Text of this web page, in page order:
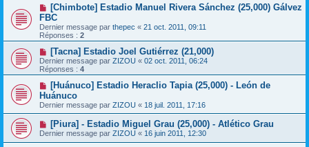
[Chimbote] Estadio Manuel Rivera Sánchez (25,000) Gálvez
FBC
Dernier message par thepec « 21 oct. 2011, 09:11
Réponses : 2
[Tacna] Estadio Joel Gutiérrez (21,000)
Dernier message par ZIZOU « 02 oct. 2011, 06:24
Réponses : 4
[Huánuco] Estadio Heraclio Tapia (25,000) - León de
Huánuco
Dernier message par ZIZOU « 18 juil. 2011, 17:16
[Piura] - Estadio Miguel Grau (25,000) - Atlético Grau
Dernier message par ZIZOU « 16 juin 2011, 12:30